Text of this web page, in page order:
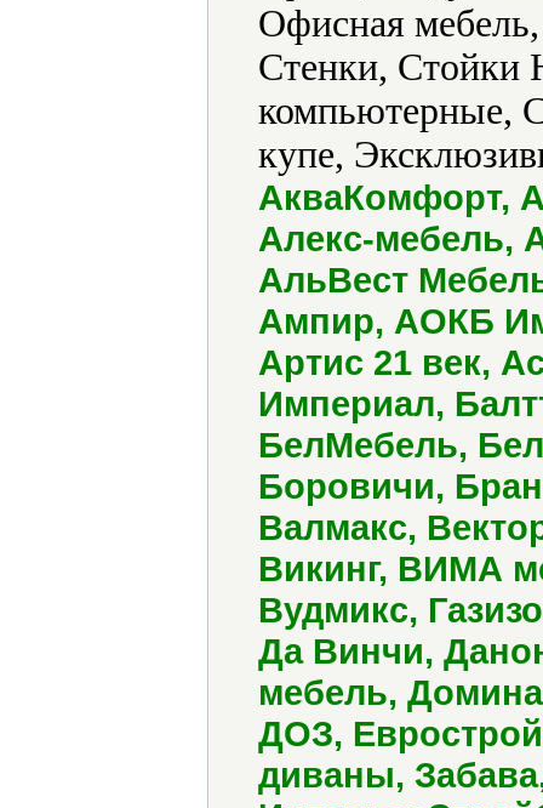
Офисная
Стенки, Стойки
купе,
АкваКомфорт,
Алекс-мебель,
АльВест
Ампир, АОКБ
Артис 21 век,
Империал,
БелМебель,
Боровичи,
Валмакс,
Викинг, ВИМА
Вудмикс,
Да Винчи,
мебель,
ДОЗ,
диваны,